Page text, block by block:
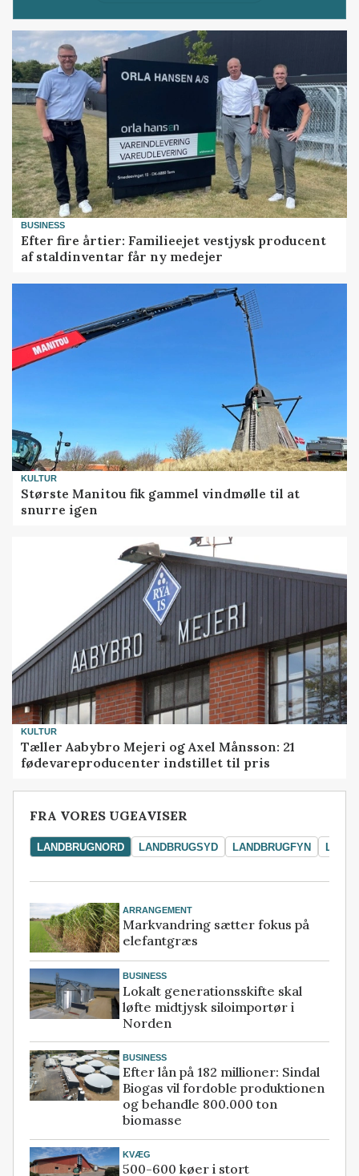
BUSINESS
Efter fire årtier: Familieejet vestjysk producent
af staldinventar får ny medejer
KULTUR
Største Manitou fik gammel vindmølle til at
snurre igen
KULTUR
Tæller Aabybro Mejeri og Axel Månsson: 21
fødevareproducenter indstillet til pris
FRA VORES UGEAVISER
LANDBRUGNORD LANDBRUGSYD LANDBRUGFYN
ARRANGEMENT
Markvandring sætter fokus på
elefantgræs
BUSINESS
Lokalt generationsskifte skal
løfte midtjysk siloimportør i
Norden
BUSINESS
Efter lån på 182 millioner: Sindal
Biogas vil fordoble produktionen
og behandle 800.000 ton
biomasse
KVÆG
500-600 køer i stort